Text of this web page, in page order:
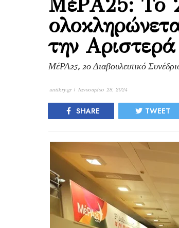
την Αριστερά
ΜέΡΑ25, 2ο Διαβουλευτικό
antikry.gr | Ιανουαρίου 28, 2024
SHARE TWEET